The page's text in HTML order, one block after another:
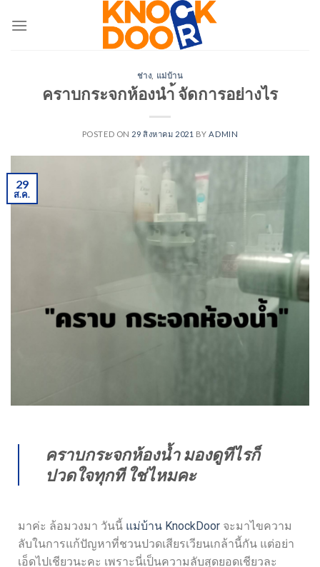
ช่าง แม่บ้าน
คราบกระจกห้องนำ้ จัดการอย่างไร
POSTED ON 29 สิงหาคม 2021 BY ADMIN
29
ส.ค.
คราบกระจกห้องน้ำ มองดูทีไรก็
ปวดใจทุกที ใช่ไหมคะ
มาค่ะ ล้อมวงมา วันนี้ แม่บ้าน KnockDoor จะมาไขความ
ลับในการแก้ปัญหาที่ชวนปวดเสียรเวียนเกล้านี้กัน แต่อย่า
เอ็ดไปเชียวนะคะ เพราะนี่เป็นความลับสุดยอดเชียวละ